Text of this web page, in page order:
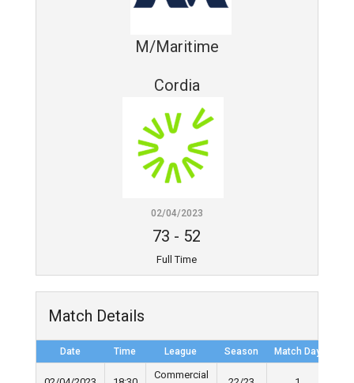
M/Maritime
Cordia
02/04/2023
73 - 52
Full Time
Match Details
Date Time League Season Match Day
Commercial